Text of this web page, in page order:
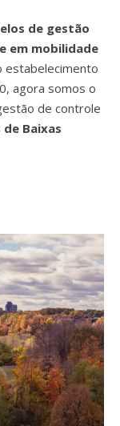
de gestão
em mobilidade
estabelecimento
agora somos o
de controle
de Baixas